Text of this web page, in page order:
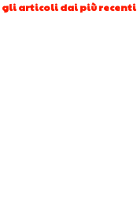
gli articoli dai più